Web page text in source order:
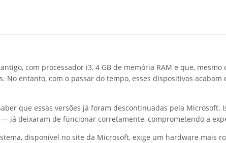
com processador i3, 4 GB de memória RAM e que,
entanto, com o passar do tempo, esses dispositivos
que essas versões já foram descontinuadas pela Microsoft.
já deixaram de funcionar corretamente, comprometendo a
disponível no site da Microsoft, exige um hardware mais